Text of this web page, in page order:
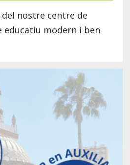
del nostre centre de
educatiu modern i ben